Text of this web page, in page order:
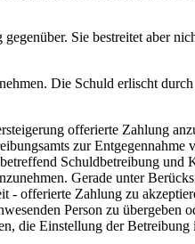
Sie bestreitet aber
Die Schuld erlischt
offerierte Zahlung
zur
Schuldbetreibung
Gerade unter
offerierte Zahlung zu
Person zu übergeben
die Einstellung der